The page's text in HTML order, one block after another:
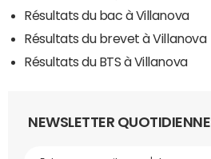
Résultats du bac à Villanova
Résultats du brevet à Villanova
Résultats du BTS à Villanova
NEWSLETTER QUOTIDIENNE